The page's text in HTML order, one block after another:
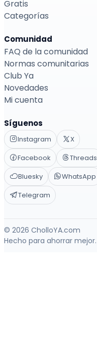
Gratis
Categorías
Comunidad
FAQ de la comunidad
Normas comunitarias
Club Ya
Novedades
Mi cuenta
Síguenos
Instagram
X
Facebook
Threads
Bluesky
WhatsApp
Telegram
© 2026 CholloYA.com
Hecho para ahorrar mejor.